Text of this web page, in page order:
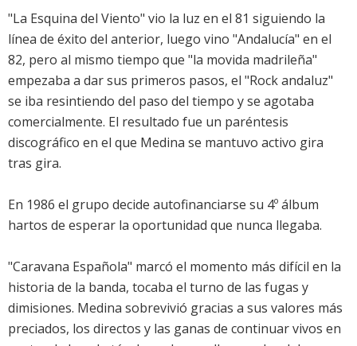
"La Esquina del Viento" vio la luz en el 81 siguiendo la
línea de éxito del anterior, luego vino "Andalucía" en el
82, pero al mismo tiempo que "la movida madrileña"
empezaba a dar sus primeros pasos, el "Rock andaluz"
se iba resintiendo del paso del tiempo y se agotaba
comercialmente. El resultado fue un paréntesis
discográfico en el que Medina se mantuvo activo gira
tras gira.
En 1986 el grupo decide autofinanciarse su 4º álbum
hartos de esperar la oportunidad que nunca llegaba.
"Caravana Española" marcó el momento más difícil en la
historia de la banda, tocaba el turno de las fugas y
dimisiones. Medina sobrevivió gracias a sus valores más
preciados, los directos y las ganas de continuar vivos en